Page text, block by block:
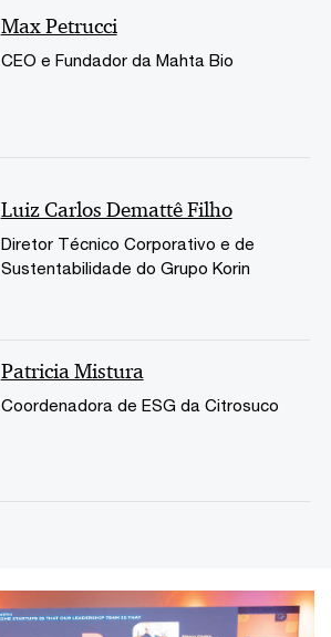
Max Petrucci
CEO e Fundador da Mahta Bio
Luiz Carlos Demattê Filho
Diretor Técnico Corporativo e de
Sustentabilidade do Grupo Korin
Patricia Mistura
Coordenadora de ESG da Citrosuco